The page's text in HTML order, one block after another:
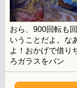
おら、900回転も
いうことだよ。な
よ！おかげで借り
ろガラスをバン